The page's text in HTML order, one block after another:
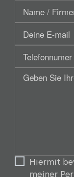
Firmenname
E-
mail
Geben
Hiermit
meiner